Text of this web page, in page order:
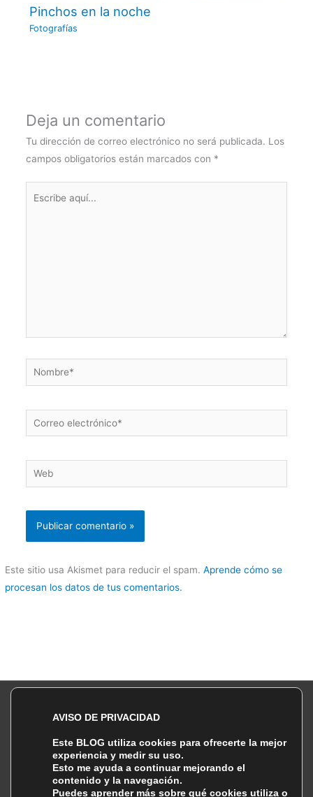
Pinchos en la noche
Fotografías
Deja un comentario
Tu dirección de correo electrónico no será publicada. Los
campos obligatorios están marcados con *
Nombre*
Correo
electrónico*
Web
Este sitio usa Akismet para reducir el spam.Aprende cómo se
procesan los datos de tus comentarios.
¡Sígueme!
Instagram Facebook Twitter Threads
AVISO DE PRIVACIDAD
Este BLOG utiliza cookies para ofrecerte la mejor
experiencia y medir su uso.
Esto me ayuda a continuar mejorando el
contenido y la navegación.
Puedes aprender más sobre qué cookies utiliza o